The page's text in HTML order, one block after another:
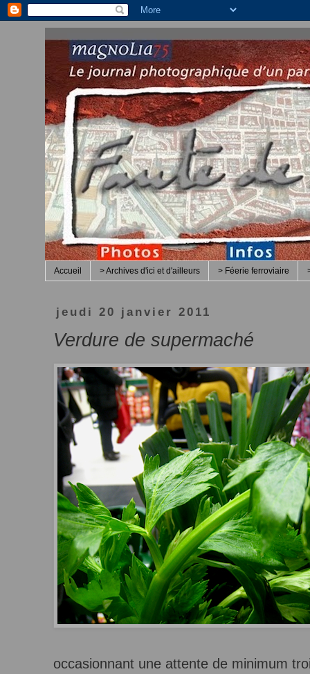
Accueil > Archives d'ici et d'ailleurs > Féerie ferroviaire
jeudi 20 janvier 2011
Verdure de supermaché
occasionnant une attente de minimum